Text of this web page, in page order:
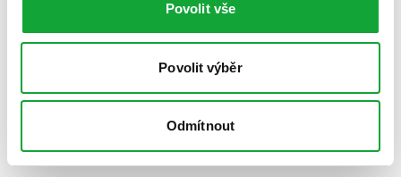
Povolit vše
Povolit výběr
Odmítnout